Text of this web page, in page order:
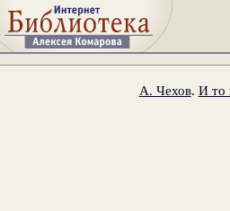
А. Чехов. И то